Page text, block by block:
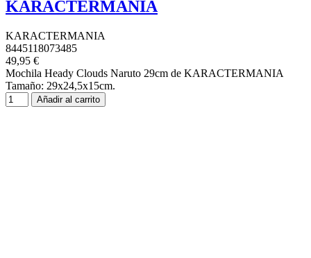
KARACTERMANIA
KARACTERMANIA
8445118073485
49,95 €
Mochila Heady Clouds Naruto 29cm de KARACTERMANIA
Tamaño: 29x24,5x15cm.
Añadir al carrito